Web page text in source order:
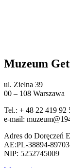
Muzeum
ul. Zielna 39
00 – 108 Warszawa
Tel.: + 48 22 419 92
e-mail:
Adres do Doręczeń
AE:PL-38894-
NIP: 5252745009